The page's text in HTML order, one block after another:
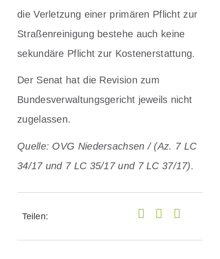
die Verletzung einer primären Pflicht zur
Straßenreinigung bestehe auch keine
sekundäre Pflicht zur Kostenerstattung.
Der Senat hat die Revision zum
Bundesverwaltungsgericht jeweils nicht
zugelassen.
Quelle: OVG Niedersachsen / (Az. 7 LC
34/17 und 7 LC 35/17 und 7 LC 37/17).
Teilen: